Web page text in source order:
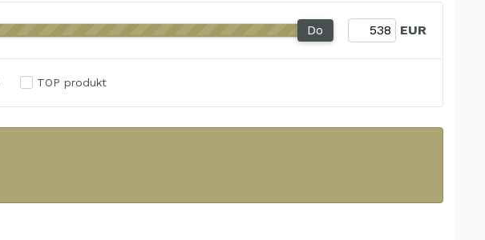
Do EUR
TOP produkt